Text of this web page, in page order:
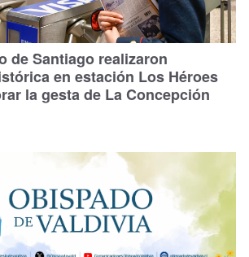
de Santiago realizaron
en estación Los Héroes
la gesta de La Concepción